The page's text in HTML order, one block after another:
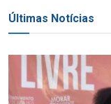
Últimas Notícias